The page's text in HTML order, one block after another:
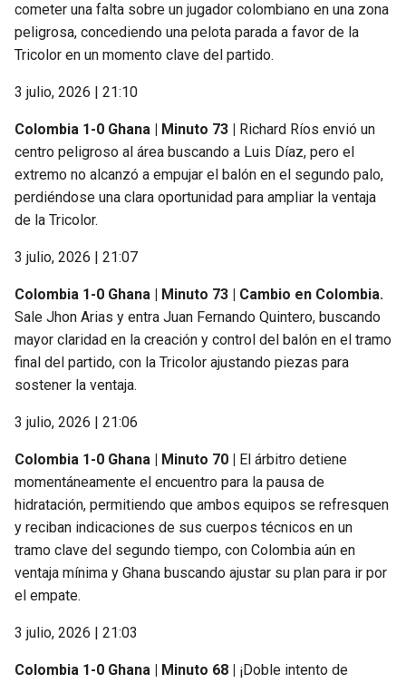
cometer una falta sobre un jugador colombiano en una zona
peligrosa, concediendo una pelota parada a favor de la
Tricolor en un momento clave del partido.
3 julio, 2026 | 21:10
Colombia 1-0 Ghana | Minuto 73 | Richard Ríos envió un
centro peligroso al área buscando a Luis Díaz, pero el
extremo no alcanzó a empujar el balón en el segundo palo,
perdiéndose una clara oportunidad para ampliar la ventaja
de la Tricolor.
3 julio, 2026 | 21:07
Colombia 1-0 Ghana | Minuto 73 | Cambio en Colombia.
Sale Jhon Arias y entra Juan Fernando Quintero, buscando
mayor claridad en la creación y control del balón en el tramo
final del partido, con la Tricolor ajustando piezas para
sostener la ventaja.
3 julio, 2026 | 21:06
Colombia 1-0 Ghana | Minuto 70 | El árbitro detiene
momentáneamente el encuentro para la pausa de
hidratación, permitiendo que ambos equipos se refresquen
y reciban indicaciones de sus cuerpos técnicos en un
tramo clave del segundo tiempo, con Colombia aún en
ventaja mínima y Ghana buscando ajustar su plan para ir por
el empate.
3 julio, 2026 | 21:03
Colombia 1-0 Ghana | Minuto 68 | ¡Doble intento de